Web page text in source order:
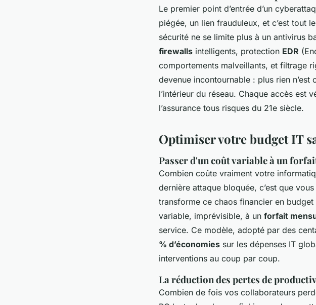
Le premier point d’entrée d’un
piégée, un lien frauduleux, et c’est tout
sécurité ne se limite plus à un antivirus
firewalls intelligents, protection EDR
comportements malveillants, et filtrage
devenue incontournable : plus rien
l’intérieur du réseau. Chaque accès est
l’assurance tous risques du 21e siècle.
Optimiser votre budget IT
Passer d'un coût variable à un
Combien coûte vraiment votre
dernière attaque bloquée, c’est que
transforme ce chaos financier en
variable, imprévisible, à un forfait
service. Ce modèle, adopté par des
% d’économies sur les dépenses IT
interventions au coup par coup.
La réduction des pertes de
Combien de fois vos collaborateurs